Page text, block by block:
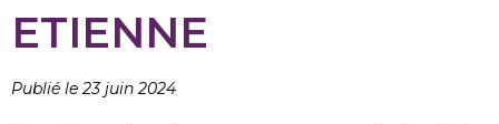
ETIENNE
Publié le 23 juin 2024